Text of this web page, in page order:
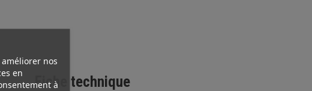
nos
en
à
Fiche technique